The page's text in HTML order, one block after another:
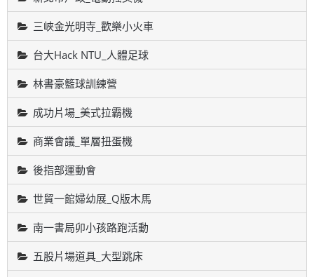
三峽金光明寺_歡樂小火車
台大Hack NTU_人體足球
林書豪籃球訓練營
成功片場_美式拉霸機
商業會議_單層扭蛋機
後指部運動會
世貿一館婦幼展_Q版木馬
南一書局卯小孩路跑活動
五股片場道具_大型跳床